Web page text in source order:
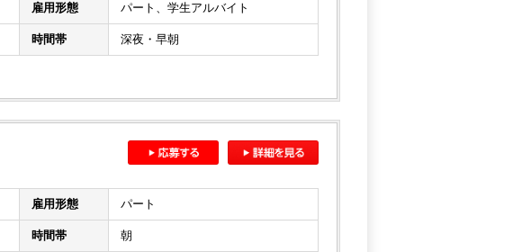
雇用形態 パート、学生アルバイト
時間帯 深夜・早朝
雇用形態 パート
時間帯 朝